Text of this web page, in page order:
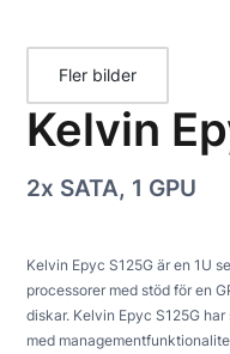
Fler bilder
Kelvin
2x SATA, 1 GPU
Kelvin Epyc S125G är en 1U
processorer med stöd för en
diskar. Kelvin Epyc S125G
med